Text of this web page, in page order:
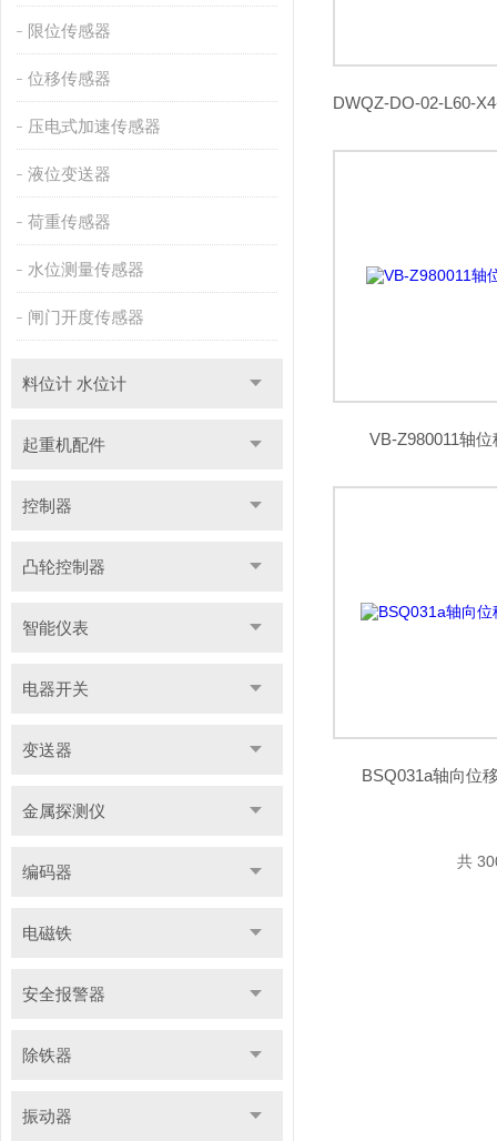
限位传感器
位移传感器
压电式加速传感器
液位变送器
荷重传感器
水位测量传感器
闸门开度传感器
料位计 水位计
起重机配件
控制器
凸轮控制器
智能仪表
电器开关
变送器
金属探测仪
编码器
电磁铁
安全报警器
除铁器
振动器
VB-Z980011轴
BSQ031a轴向位
共